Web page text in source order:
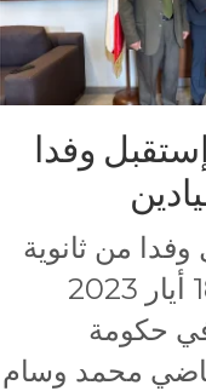
وفدا
وفدا من ثانوية
الميادين الخميس 18 أيار 2023
في حكومة
محمد وسام